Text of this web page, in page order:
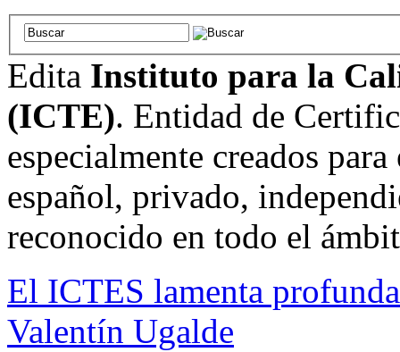
Edita Instituto para la
(ICTE). Entidad de
especialmente creados
español, privado,
reconocido en todo el
El ICTES lamenta
Valentín Ugalde